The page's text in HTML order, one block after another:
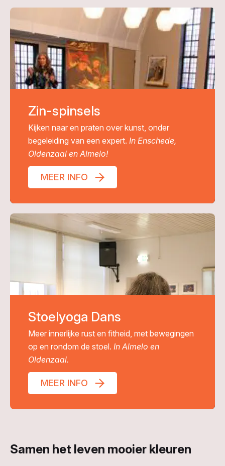
Zin-spinsels
Kijken naar en praten over kunst, onder
begeleiding van een expert. In Enschede,
Oldenzaal en Almelo!
MEER INFO
Stoelyoga Dans
Meer innerlijke rust en fitheid, met bewegingen
op en rondom de stoel. In Almelo en
Oldenzaal.
MEER INFO
Samen het leven mooier kleuren